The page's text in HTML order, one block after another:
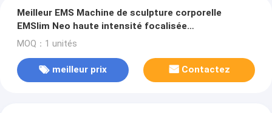
Meilleur EMS Machine de sculpture corporelle
EMSlim Neo haute intensité focalisée
électromagnétique machine de perte de poids
MOQ：1 unités
meilleur prix Contactez